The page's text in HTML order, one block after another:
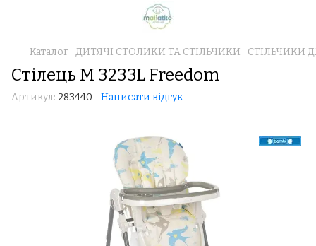
Каталог ДИТЯЧІ СТОЛИКИ ТА СТІЛЬЧИКИ СТІЛЬЧИКИ
Стілець M 3233L Freedom
Артикул: 283440 Написати відгук